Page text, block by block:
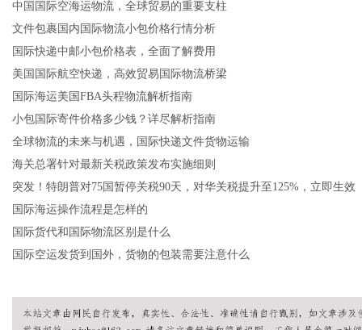
中国国际空海运物流，全球贸易的重要支柱
文件包裹国内国际物流小包价格行情分析
国际快递中邮小包价格表，全面了解费用
美国国际航空快递，高效贸易国际物流桥梁
国际海运美国FBA头程物流解析指南
小包国际寄件价格多少钱？详尽解析指南
全球物流的未来与机遇，国际快递文件货物运输
海关总署针对最新关税政策发布实施细则
突发！特朗普对75国暂停关税90天，对华关税提升至125%，立即生效
国际海运操作流程是怎样的
国际货代和国际物流区别是什么
国际空运发货到国外，货物的包装需要注意什么